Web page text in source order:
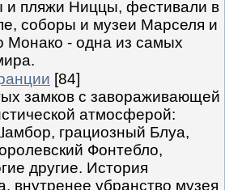
и пляжи Ниццы, фестивали в
соборы и музеи Марселя и
Монако - одна из самых
[84]
замков с завораживающей
атмосферой:
грациозный Блуа,
Фонтебло,
другие. История
внутренее убранство музея